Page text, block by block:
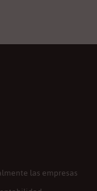
las empresas